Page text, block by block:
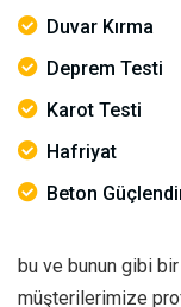
Duvar Kırma
Deprem Testi
Karot Testi
Hafriyat
Beton
bu ve bunun gibi
müşterilerimize